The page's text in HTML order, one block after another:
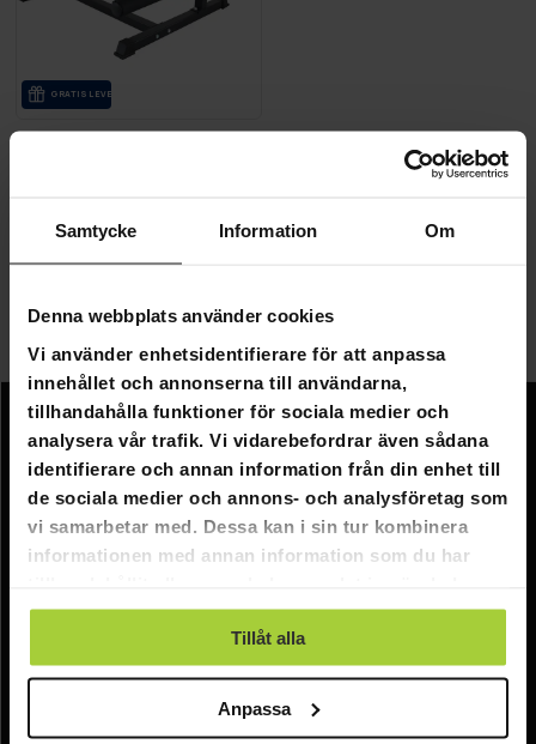
Samtycke Information Om
Denna webbplats använder cookies
Vi använder enhetsidentifierare för att anpassa
innehållet och annonserna till användarna,
tillhandahålla funktioner för sociala medier och
analysera vår trafik. Vi vidarebefordrar även sådana
identifierare och annan information från din enhet till
de sociala medier och annons- och analysföretag som
vi samarbetar med. Dessa kan i sin tur kombinera
informationen med annan information som du har
använt deras tjänster.
Tillåt alla
Anpassa
GRA­TIS LE­VE­RANS
4 490,00 kr
Benspark- & Lårcurlmaskiner
Information
Företagsinformation
Om oss
Leverans
Returer